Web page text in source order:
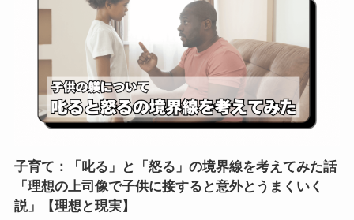
子育て：「叱る」と「怒る」の境界線を考えてみた話
「理想の上司像で子供に接すると意外とうまくいく
説」【理想と現実】